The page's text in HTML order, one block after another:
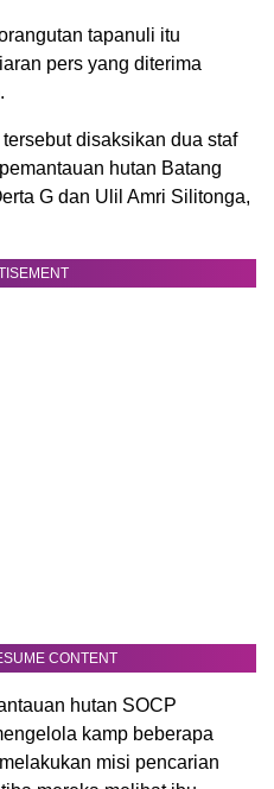
tapanuli itu
pers yang diterima
disaksikan dua staf
hutan Batang
G dan Ulil Amri Silitonga,
CONTENT
hutan SOCP
kamp beberapa
misi pencarian